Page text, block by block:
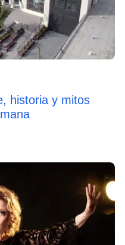
historia y mitos